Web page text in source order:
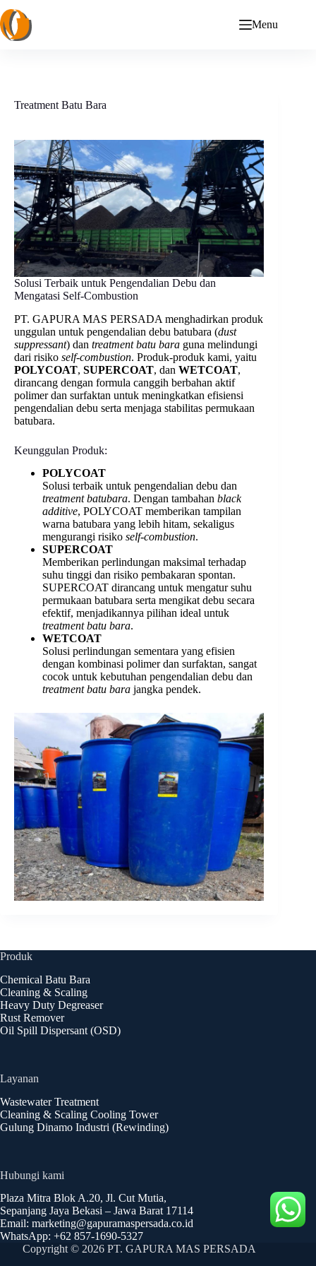
to
content
Menu
Treatment Batu Bara
Solusi Terbaik untuk Pengendalian Debu dan
Mengatasi Self-Combustion
PT. GAPURA MAS PERSADA menghadirkan produk
unggulan untuk pengendalian debu batubara (dust
suppressant) dan treatment batu bara guna melindungi
dari risiko self-combustion. Produk-produk kami, yaitu
POLYCOAT, SUPERCOAT, dan WETCOAT,
dirancang dengan formula canggih berbahan aktif
polimer dan surfaktan untuk meningkatkan efisiensi
pengendalian debu serta menjaga stabilitas permukaan
batubara.
Keunggulan Produk:
POLYCOAT
Solusi terbaik untuk pengendalian debu dan
treatment batubara. Dengan tambahan black
additive, POLYCOAT memberikan tampilan
warna batubara yang lebih hitam, sekaligus
mengurangi risiko self-combustion.
SUPERCOAT
Memberikan perlindungan maksimal terhadap
suhu tinggi dan risiko pembakaran spontan.
SUPERCOAT dirancang untuk mengatur suhu
permukaan batubara serta mengikat debu secara
efektif, menjadikannya pilihan ideal untuk
treatment batu bara.
WETCOAT
Solusi perlindungan sementara yang efisien
dengan kombinasi polimer dan surfaktan, sangat
cocok untuk kebutuhan pengendalian debu dan
treatment batu bara jangka pendek.
Produk
Chemical Batu Bara
Cleaning & Scaling
Heavy Duty Degreaser
Rust Remover
Oil Spill Dispersant (OSD)
Layanan
Wastewater Treatment
Cleaning & Scaling Cooling Tower
Gulung Dinamo Industri (Rewinding)
Hubungi kami
Plaza Mitra Blok A.20, Jl. Cut Mutia,
Sepanjang Jaya Bekasi – Jawa Barat 17114
Email: marketing@gapuramaspersada.co.id
WhatsApp: +62 857-1690-5327
Copyright © 2026 PT. GAPURA MAS PERSADA